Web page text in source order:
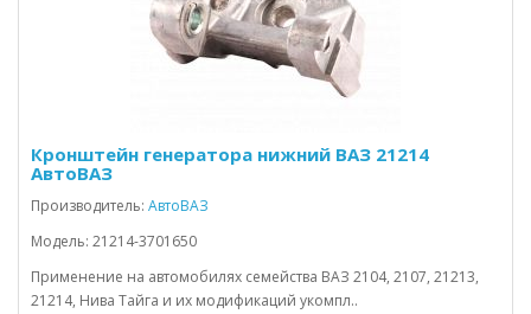
Кронштейн генератора нижний ВАЗ 21214
АвтоВАЗ
Производитель: АвтоВАЗ
Модель: 21214-3701650
Применение на автомобилях семейства ВАЗ 2104, 2107, 21213,
21214, Нива Тайга и их модификаций укомпл..